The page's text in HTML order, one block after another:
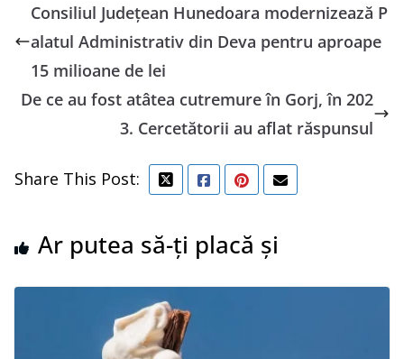
Consiliul Județean Hunedoara modernizează P
alatul Administrativ din Deva pentru aproape
15 milioane de lei
De ce au fost atâtea cutremure în Gorj, în 202
3. Cercetătorii au aflat răspunsul
Share This Post:
Ar putea să-ți placă și